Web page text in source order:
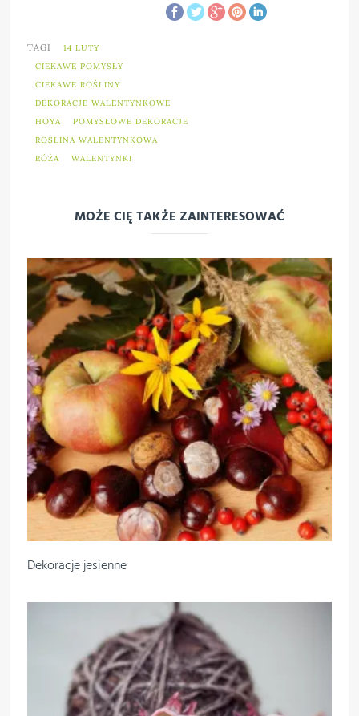
TAGI
14 LUTY
CIEKAWE POMYSŁY
CIEKAWE ROŚLINY
DEKORACJE WALENTYNKOWE
HOYA
POMYSŁOWE DEKORACJE
ROŚLINA WALENTYNKOWA
RÓŻA
WALENTYNKI
MOŻE CIĘ TAKŻE ZAINTERESOWAĆ
Dekoracje jesienne